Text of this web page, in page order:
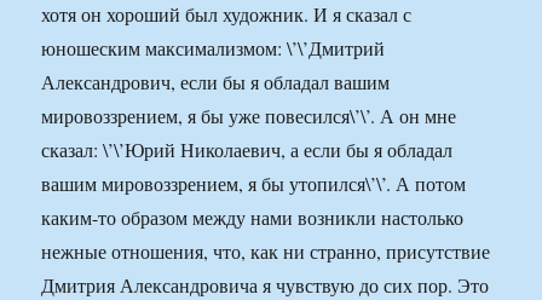
хотя он хороший был художник. И я сказал с
юношеским максимализмом: \’\’Дмитрий
Александрович, если бы я обладал вашим
мировоззрением, я бы уже повесился\’\’. А он мне
сказал: \’\’Юрий Николаевич, а если бы я обладал
вашим мировоззрением, я бы утопился\’\’. А потом
каким-то образом между нами возникли настолько
нежные отношения, что, как ни странно, присутствие
Дмитрия Александровича я чувствую до сих пор. Это